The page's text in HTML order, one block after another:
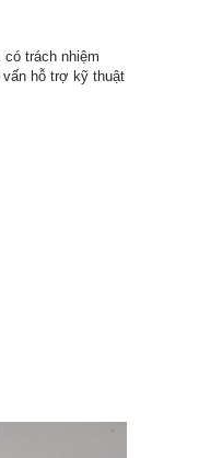
trách nhiệm
hỗ trợ kỹ thuật